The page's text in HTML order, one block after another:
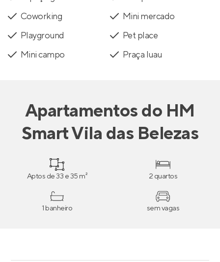
Coworking
Mini mercado
Playground
Pet place
Mini campo
Praça luau
Apartamentosdo HM
Smart Vila das Belezas
Aptos de 33 e 35 m² 2 quartos
1 banheiro sem vagas